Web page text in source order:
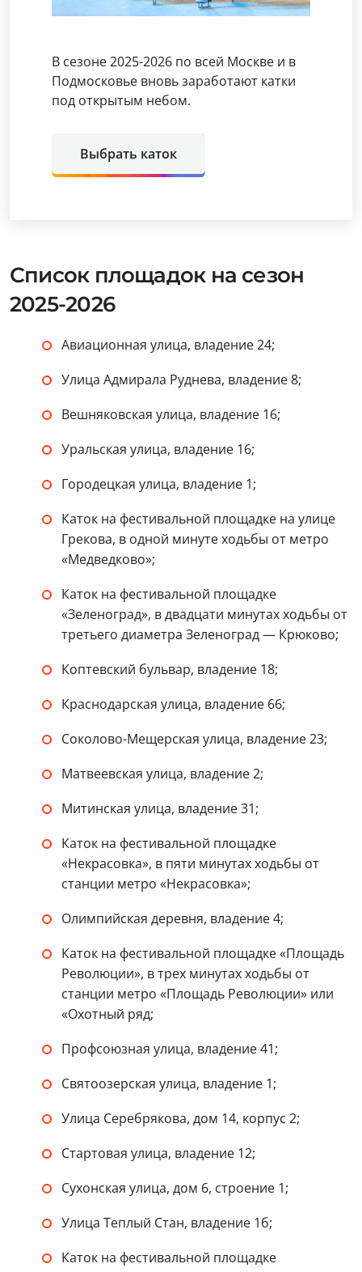
В сезоне 2025-2026 по всей Москве и в
Подмосковье вновь заработают катки
под открытым небом.
Выбрать каток
Список площадок на сезон
2025-2026
Авиационная улица, владение 24;
Улица Адмирала Руднева, владение 8;
Вешняковская улица, владение 16;
Уральская улица, владение 16;
Городецкая улица, владение 1;
Каток на фестивальной площадке на улице
Грекова, в одной минуте ходьбы от метро
«Медведково»;
Каток на фестивальной площадке
«Зеленоград», в двадцати минутах ходьбы от
третьего диаметра Зеленоград — Крюково;
Коптевский бульвар, владение 18;
Краснодарская улица, владение 66;
Соколово-Мещерская улица, владение 23;
Матвеевская улица, владение 2;
Митинская улица, владение 31;
Каток на фестивальной площадке
«Некрасовка», в пяти минутах ходьбы от
станции метро «Некрасовка»;
Олимпийская деревня, владение 4;
Каток на фестивальной площадке «Площадь
Революции», в трех минутах ходьбы от
станции метро «Площадь Революции» или
«Охотный ряд;
Профсоюзная улица, владение 41;
Святоозерская улица, владение 1;
Улица Серебрякова, дом 14, корпус 2;
Стартовая улица, владение 12;
Сухонская улица, дом 6, строение 1;
Улица Теплый Стан, владение 1б;
Каток на фестивальной площадке